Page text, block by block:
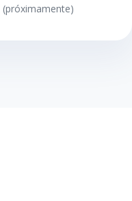
(próximamente)